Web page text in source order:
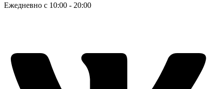
Ежедневно с 10:00 - 20:00